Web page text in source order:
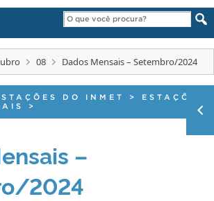
08 Dados Mensais – Setembro/2024
DO INMET > ESTAÇÕES
>
–
2024